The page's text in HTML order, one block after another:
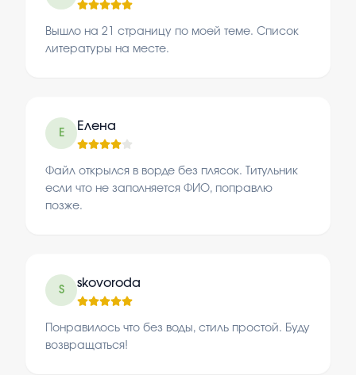
Вышло на 21 страницу по моей теме. Список
литературы на месте.
Е
Елена
Файл открылся в ворде без плясок. Титульник
если что не заполняется ФИО, поправлю
позже.
S
skovoroda
Понравилось что без воды, стиль простой. Буду
возвращаться!